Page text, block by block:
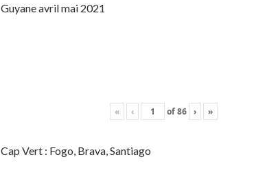
Guyane avril mai 2021
« ‹ of86 › »
Cap Vert : Fogo, Brava, Santiago